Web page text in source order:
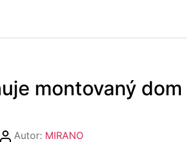
montovaný dom
Autor: MIRANO